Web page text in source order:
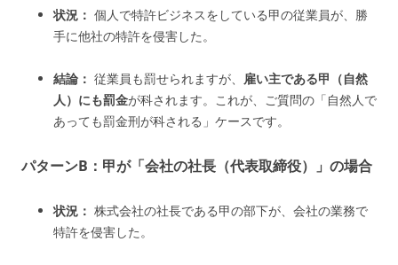
状況： 個人で特許ビジネスをしている甲の従業員が、勝
手に他社の特許を侵害した。
結論： 従業員も罰せられますが、 雇い主である甲（自然
人）にも罰金が科されます。これが、ご質問の「自然人で
あっても罰金刑が科される」ケースです。
パターンB：甲が「会社の社長（代表取締役）」の場合
状況： 株式会社の社長である甲の部下が、会社の業務で
特許を侵害した。